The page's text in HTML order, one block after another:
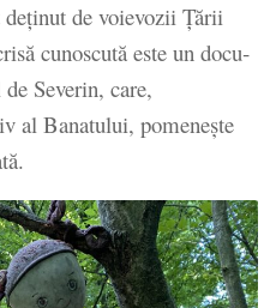
de voievozii Ţării
cunoscută este un docu­
Severin, care,
al Banatului, pomeneşte